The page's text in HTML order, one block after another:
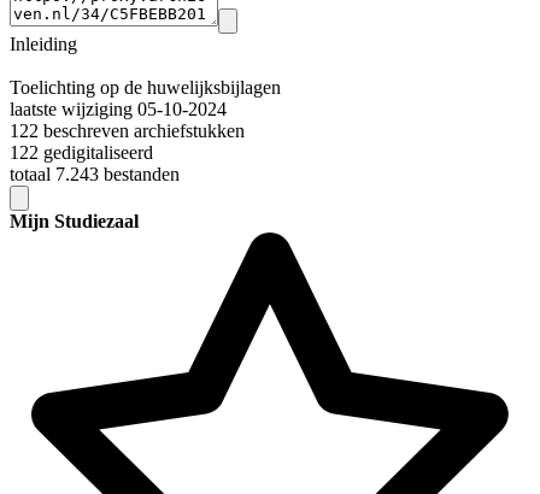
Inleiding
Toelichting op de huwelijksbijlagen
laatste wijziging 05-10-2024
122 beschreven archiefstukken
122 gedigitaliseerd
totaal 7.243 bestanden
Mijn Studiezaal